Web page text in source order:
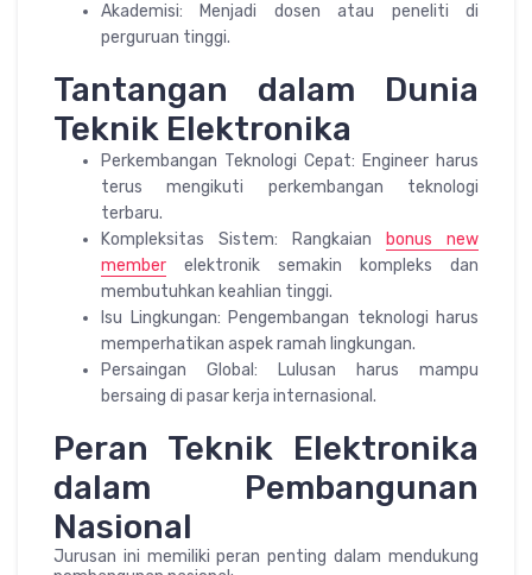
Akademisi: Menjadi dosen atau peneliti di
perguruan tinggi.
Tantangan dalam Dunia
Teknik Elektronika
Perkembangan Teknologi Cepat: Engineer harus
terus mengikuti perkembangan teknologi
terbaru.
Kompleksitas Sistem: Rangkaian
bonus new
member elektronik semakin kompleks dan
membutuhkan keahlian tinggi.
Isu Lingkungan: Pengembangan teknologi harus
memperhatikan aspek ramah lingkungan.
Persaingan Global: Lulusan harus mampu
bersaing di pasar kerja internasional.
Peran Teknik Elektronika
dalam Pembangunan
Nasional
Jurusan ini memiliki peran penting dalam mendukung